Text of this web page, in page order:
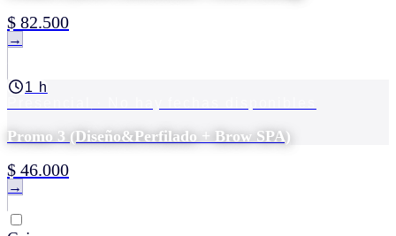
$ 82.500
→
1 h
Promo 3 (Diseño&Perfilado + Brow SPA)
$ 46.000
→